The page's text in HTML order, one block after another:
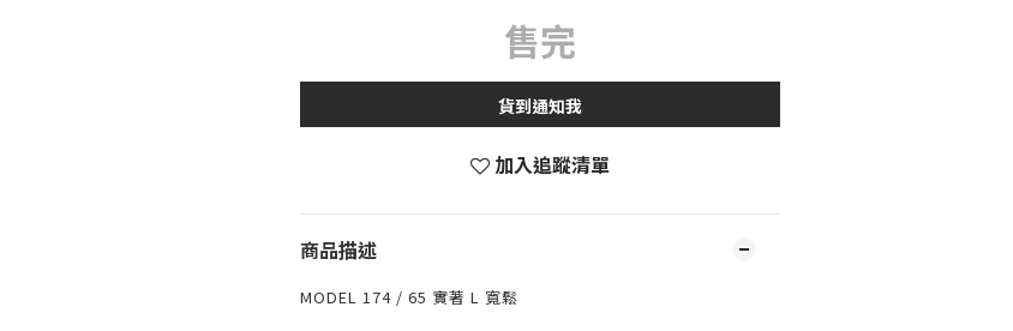
售完
貨到通知我
加入追蹤清單
商品描述
MODEL 174 / 65 實著 L 寬鬆